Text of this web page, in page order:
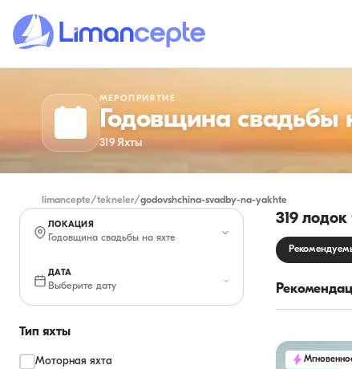
МЕРОПРИЯТИЕ
Годовщина свадьбы
319 Яхты
limancepte/tekneler/godovshchina-svadby-na-yakhte
ЛОКАЦИЯ
Годовщина свадьбы на яхте
ДАТА
Выберите дату
Тип яхты
Моторная яхта
319